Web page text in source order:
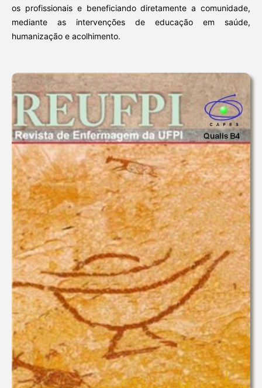
os profissionais e beneficiando diretamente a comunidade,
mediante as intervenções de educação em saúde,
humanização e acolhimento.